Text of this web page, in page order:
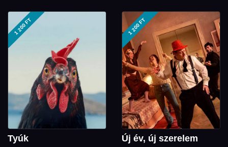
1 200 FT
Tyúk
1 200 FT
Új év, új szerelem